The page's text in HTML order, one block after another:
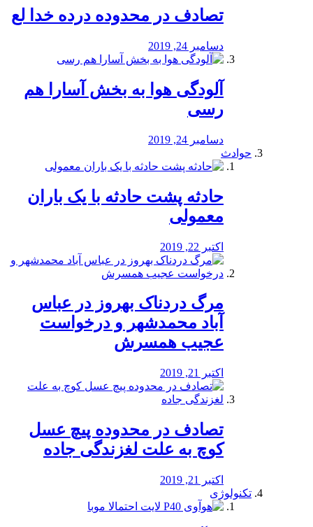
تصادف در محدوده درده خدا لع
دسامبر 24, 2019
آلودگی هوا به بخش آسارا هم
رسی
دسامبر 24, 2019
حوادث
️حادثه پشت حادثه با یک باران
معمولی
اکتبر 22, 2019
مرگ دردناک بهروز در عباس
آباد محمدشهر و درخواست
عجیب همسرش
اکتبر 21, 2019
تصادف در محدوده پیچ عسل
کوچ به علت لغزندگی جاده
اکتبر 21, 2019
تکنولوژی